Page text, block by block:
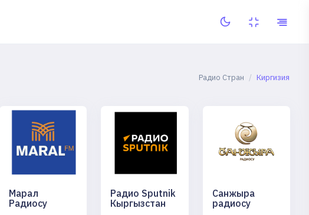
Радио Стран Киргизия
Марал
Радиосу
Радио Sputnik
Кыргызстан
Санжыра
радиосу